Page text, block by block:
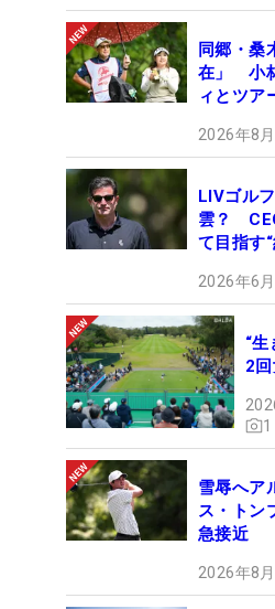
同郷・桑
在」 小
ィとツア
2026年8
LIVゴル
雲？
て目指す
2026年6
“
2
1
雪辱へア
ス・トン
急接近
2026年8